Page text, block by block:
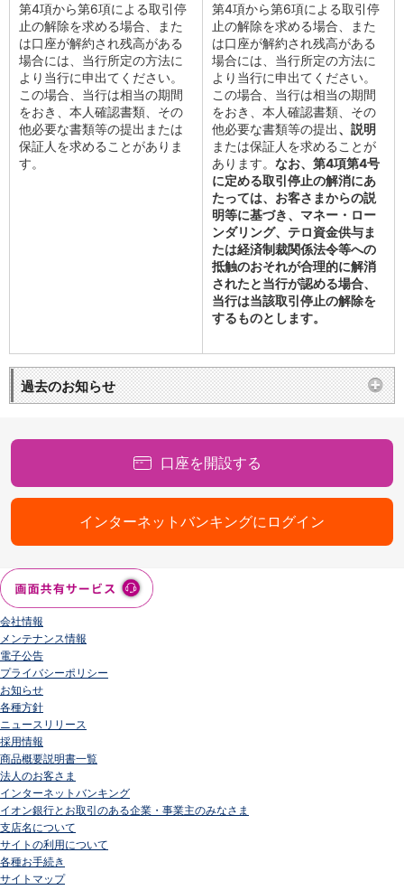
第4項から第6項による取引停
止の解除を求める場合、また
は口座が解約され残高がある
場合には、当行所定の方法に
より当行に申出てください。
この場合、当行は相当の期間
をおき、本人確認書類、その
他必要な書類等の提出または
保証人を求めることがありま
す。
第4項から第6項による取引停
止の解除を求める場合、また
は口座が解約され残高がある
場合には、当行所定の方法に
より当行に申出てください。
この場合、当行は相当の期間
をおき、本人確認書類、その
他必要な書類等の提出、説明
または保証人を求めることが
あります。 なお、第4項第4号
に定める取引停止の解消にあ
たっては、お客さまからの説
明等に基づき、マネー・ロー
ンダリング、テロ資金供与ま
たは経済制裁関係法令等への
抵触のおそれが合理的に解消
されたと当行が認める場合、
当行は当該取引停止の解除を
するものとします。
過去のお知らせ
口座を開設する
インターネットバンキングにログイン
会社情報
メンテナンス情報
電子公告
プライバシーポリシー
お知らせ
各種方針
ニュースリリース
採用情報
商品概要説明書一覧
法人のお客さま
インターネットバンキング
イオン銀行とお取引のある企業・事業主のみなさま
支店名について
サイトの利用について
各種お手続き
サイトマップ